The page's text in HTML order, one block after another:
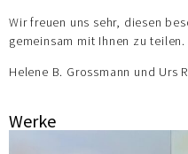
Wir freuen uns sehr, diesen
gemeinsam mit Ihnen zu teilen.
Helene B. Grossmann und Urs
Werke